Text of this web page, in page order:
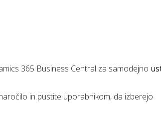
365 Business Central za samodejno
in pustite uporabnikom, da izberejo